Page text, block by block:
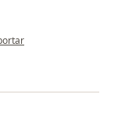
del usuario Isabela